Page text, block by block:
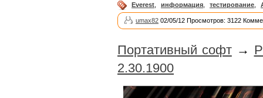
Everest информация тестирование
umax82 02/05/12 Просмотров: 3122
Портативный софт→
2.30.1900